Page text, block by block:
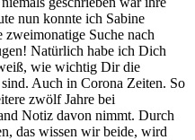
nun konnte ich Sabine
zweimonatige Suche nach
Natürlich habe ich Dich
wie wichtig Dir die
Auch in Corona Zeiten. So
zwölf Jahre bei
Notiz davon nimmt. Durch
das wissen wir beide, wird